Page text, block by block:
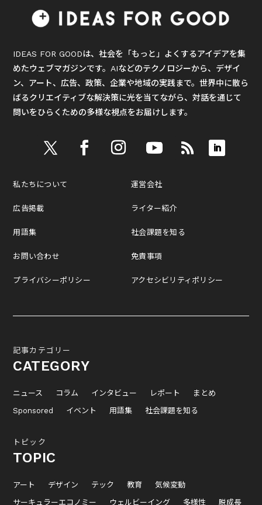
IDEAS FOR GOODは、社会を「もっと」よくするアイデアを集
めたウェブマガジンです。AIなどのテクノロジーから、デザイ
ン、アート、広告、政策、企業や地域の実践まで。世界中に散ら
ばるクリエイティブな解決策に光を当てながら、対話を通じて
問いをひらくための多様な視点をお届けします。
私たちについて
広告掲載
用語集
お問い合わせ
プライバシーポリシー
運営会社
ライター紹介
社会課題を知る
免責事項
アクセシビリティポリシー
記事カテゴリー
CATEGORY
ニュース コラム インタビュー レポート
まとめ
Sponsored
イベント 用語集 社会課題を知る
トピック
TOPIC
アート デザイン テック 教育
気候変動
サーキュラーエコノミー
ウェルビーイング 多様性 脱成長